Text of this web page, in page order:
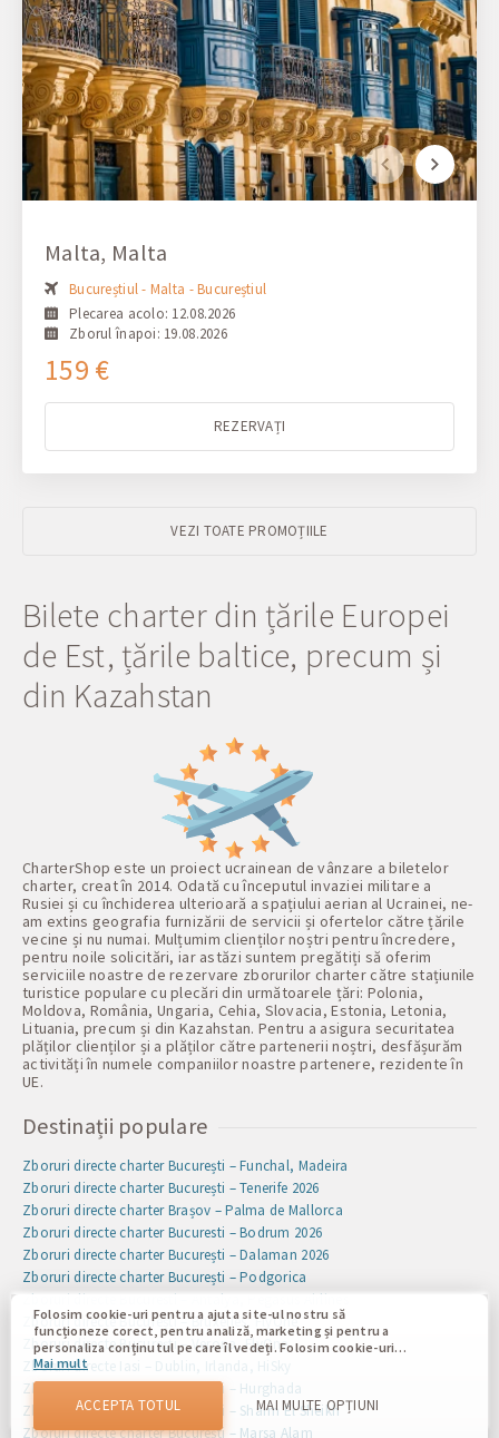
Malta, Malta
Bucureștiul - Malta - Bucureștiul
Plecarea acolo: 12.08.2026
Zborul înapoi: 19.08.2026
159 €
REZERVAȚI
VEZI TOATE PROMOȚIILE
Bilete charter din țările Europei
de Est, țările baltice, precum și
din Kazahstan
CharterShop este un proiect ucrainean de vânzare a biletelor
charter, creat în 2014. Odată cu începutul invaziei militare a
Rusiei și cu închiderea ulterioară a spațiului aerian al Ucrainei, ne-
am extins geografia furnizării de servicii și ofertelor către țările
vecine și nu numai. Mulțumim clienților noștri pentru încredere,
pentru noile solicitări, iar astăzi suntem pregătiți să oferim
serviciile noastre de rezervare zborurilor charter către stațiunile
turistice populare cu plecări din următoarele țări: Polonia,
Moldova, România, Ungaria, Cehia, Slovacia, Estonia, Letonia,
Lituania, precum și din Kazahstan. Pentru a asigura securitatea
plăților clienților și a plăților către partenerii noștri, desfășurăm
activități în numele companiilor noastre partenere, rezidente în
UE.
Destinații populare
Zboruri directe charter București – Funchal, Madeira
Zboruri directe charter București – Tenerife 2026
Zboruri directe charter Brașov – Palma de Mallorca
Zboruri directe charter Bucuresti – Bodrum 2026
Zboruri directe charter București – Dalaman 2026
Zboruri directe charter București – Podgorica
Zboruri directe Bucuresti – Antalya, Pegasus Airlines
Zboruri directe București – Bruxelles, FlyOne
Zboruri directe București – Verona, FlyOne
Zboruri directe Iasi – Dublin, Irlanda, HiSky
Zboruri directe charter București – Hurghada
Zboruri directe charter București – Sharm El Sheikh
Zboruri directe charter București – Marsa Alam
Folosim cookie-uri pentru a ajuta site-ul nostru să
funcționeze corect, pentru analiză, marketing și pentru a
personaliza conținutul pe care îl vedeți. Folosim cookie-uri
pentru a vă deosebi de alți utilizatori ai site-ului nostru.
Înțelegerea modului în care utilizați site-ul nostru ne ajută
să vă oferim cea mai bună experiență posibilă și să facem
modificări pentru a îmbunătăți site-ul nostru în viitor. Prin
confirmare, sunteți de acord cu utilizarea tuturor acestor
Mai mult
ACCEPTA TOTUL MAI MULTE OPȚIUNI